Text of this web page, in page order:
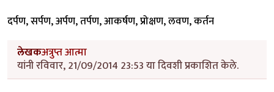
दर्पण, सर्पण, अर्पण, तर्पण, आकर्षण, प्रोक्षण, लवण, कर्तन
लेखकअत्रुप्त आत्मा
यांनी रविवार, 21/09/2014 23:53 या दिवशी प्रकाशित केले.